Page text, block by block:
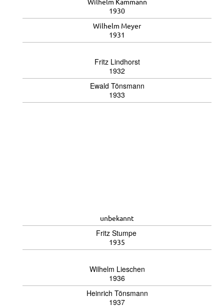
1930
Wilhelm Meyer
1931
Fritz Lindhorst
1932
Ewald Tönsmann
1933
unbekannt
Fritz Stumpe
1935
Wilhelm Lieschen
1936
Heinrich Tönsmann
1937